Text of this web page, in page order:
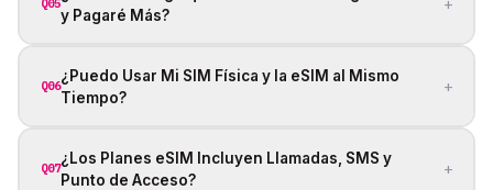
Q05
y Pagaré Más?
Q06
¿Puedo Usar Mi SIM Física y la eSIM al Mismo
Tiempo?
+
Q07
¿Los Planes eSIM Incluyen Llamadas, SMS y
Punto de Acceso?
+